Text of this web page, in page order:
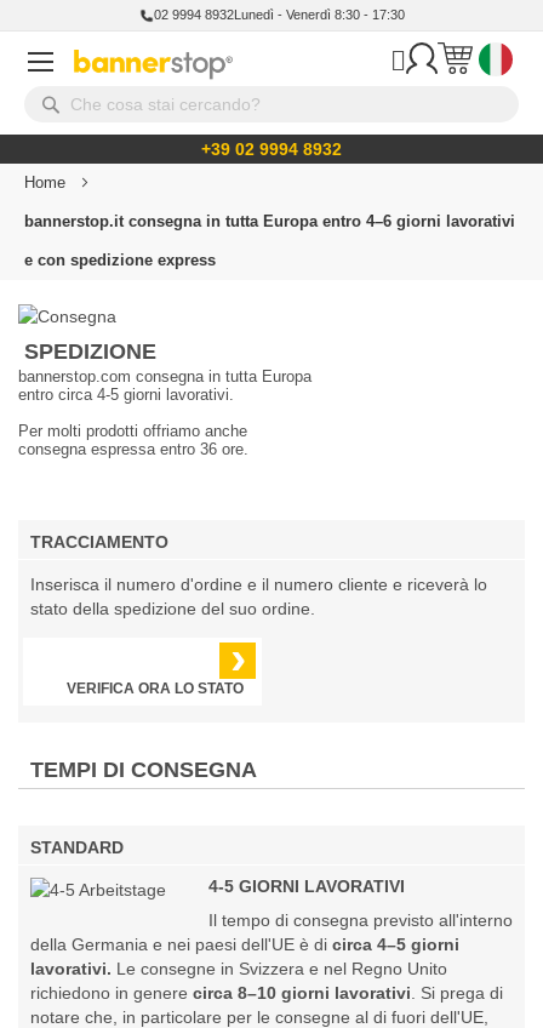
02 9994 8932Lunedì - Venerdì 8:30 - 17:30
+39 02 9994 8932
Home
bannerstop.it consegna in tutta Europa entro 4–6 giorni lavorativi
e con spedizione express
Spedizione e consegna
SPEDIZIONE
bannerstop.com consegna in tutta Europa
entro circa 4-5 giorni lavorativi.
Per molti prodotti offriamo anche
consegna espressa entro 36 ore.
TRACCIAMENTO
Inserisca il numero d'ordine e il numero cliente e riceverà lo
stato della spedizione del suo ordine.
›
VERIFICA ORA LO STATO
TEMPI DI CONSEGNA
STANDARD
4-5 GIORNI LAVORATIVI
Il tempo di consegna previsto all'interno
della Germania e nei paesi dell'UE è di circa 4–5 giorni
lavorativi. Le consegne in Svizzera e nel Regno Unito
richiedono in genere circa 8–10 giorni lavorativi . Si prega di
notare che, in particolare per le consegne al di fuori dell'UE,